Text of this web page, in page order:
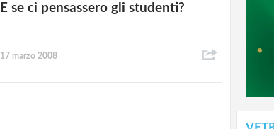
E se ci pensassero gli studenti?
17 marzo 2008